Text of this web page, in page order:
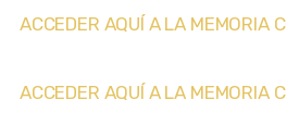
ACCEDER AQUÍ A LA MEMORIA
ACCEDER AQUÍ A LA MEMORIA